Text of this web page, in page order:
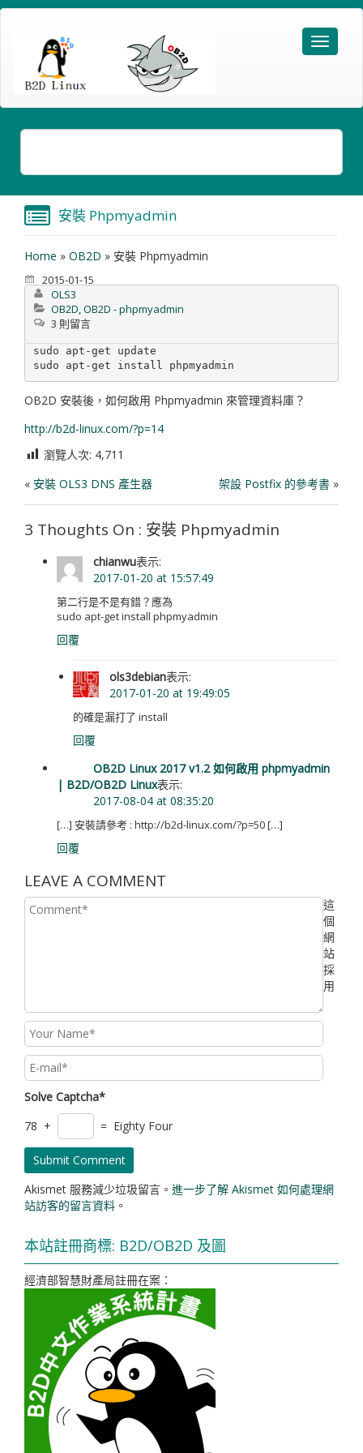
安裝 Phpmyadmin
Home » OB2D » 安裝 Phpmyadmin
2015-01-15
OLS3
OB2D,OB2D - phpmyadmin
3 則留言
sudo apt-get update
OB2D 安裝後，如何啟用 Phpmyadmin 來管理資料庫？
http://b2d-linux.com/?p=14
瀏覽人次: 4,711
« 安裝 OLS3 DNS 產生器 架設 Postfix 的參考書 »
3 Thoughts On : 安裝 Phpmyadmin
chianwu表示:
2017-01-20 at 15:57:49
第二行是不是有錯？應為
sudo apt-get install phpmyadmin
回覆
ols3debian表示:
2017-01-20 at 19:49:05
的確是漏打了 install
回覆
OB2D Linux 2017 v1.2 如何啟用 phpmyadmin
| B2D/OB2D Linux表示:
2017-08-04 at 08:35:20
[…] 安裝請參考 : http://b2d-linux.com/?p=50 […]
回覆
LEAVE A COMMENT
Solve Captcha*
78 +
= Eighty Four
這
個
網
站
採
用
Akismet 服務減少垃圾留言。 進一步了解 Akismet 如何處理網
站訪客的留言資料 。
本站註冊商標: B2D/OB2D 及圖
經濟部智慧財產局註冊在案：